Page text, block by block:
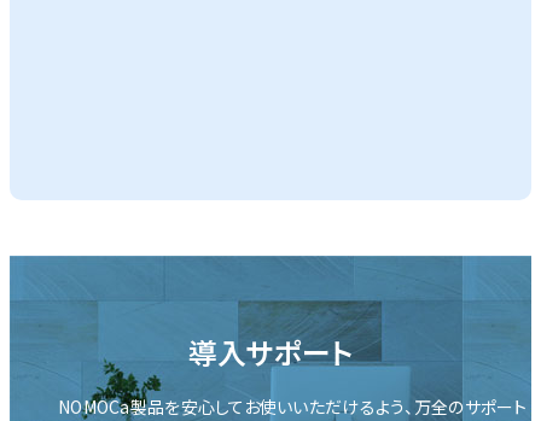
導入サポート
NOMOCa製品を安心して お使いいただけるよう、 万全のサポート